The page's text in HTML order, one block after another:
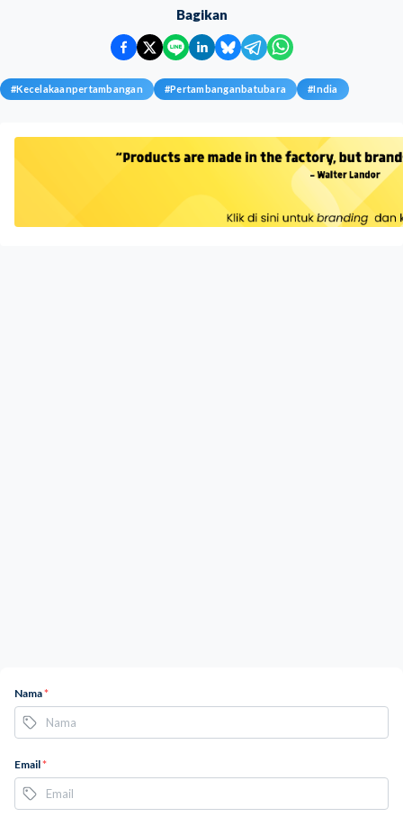
Bagikan
#Kecelakaanpertambangan #Pertambanganbatubara #India
Nama*
Email*